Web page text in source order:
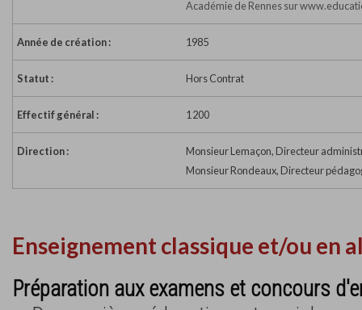
Académie de Rennes sur
Année de création : 1985
Statut : Hors Contrat
Effectif général : 1 200
Direction :
Monsieur Lemaçon, Directeur
Monsieur Rondeaux, Directeur
Enseignement classique et/ou en
Préparation aux examens et concours